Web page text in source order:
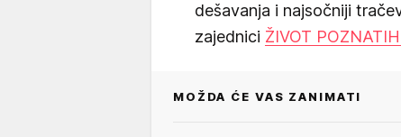
dešavanja i najsočniji
zajednici ŽIVOT POZNATIH
MOŽDA ĆE VAS ZANIMATI